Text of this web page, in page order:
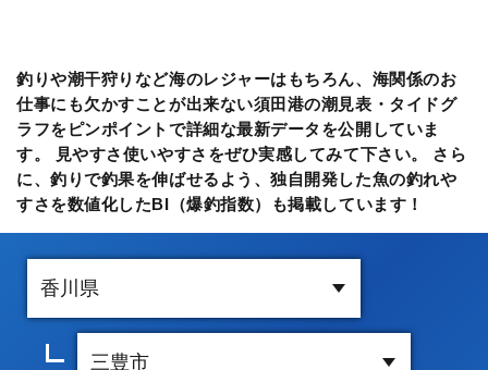
釣りや潮干狩りなど海のレジャーはもちろん、海関係のお
仕事にも欠かすことが出来ない須田港の潮見表・タイドグ
ラフをピンポイントで詳細な最新データを公開していま
す。 見やすさ使いやすさをぜひ実感してみて下さい。 さら
に、釣りで釣果を伸ばせるよう、独自開発した魚の釣れや
すさを数値化したBI（爆釣指数）も掲載しています！